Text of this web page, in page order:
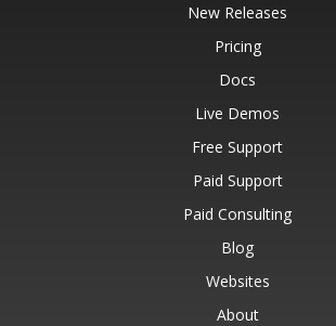
New Releases
Pricing
Docs
Live Demos
Free Support
Paid Support
Paid Consulting
Blog
Websites
About